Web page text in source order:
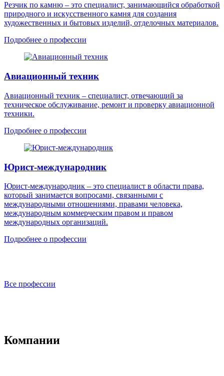
Резчик по камню – это специалист, занимающийся обработкой
природного и искусственного камня для создания
художественных и бытовых изделий, отделочных материалов.
Подробнее о профессии
Авиационный техник
Авиационный техник – специалист, отвечающий за
техническое обслуживание, ремонт и проверку авиационной
техники.
Подробнее о профессии
Юрист-международник
Юрист-международник – это специалист в области права,
который занимается вопросами, связанными с
международными отношениями, правами человека,
международным коммерческим правом и правом
международных организаций.
Подробнее о профессии
Все профессии
Компании